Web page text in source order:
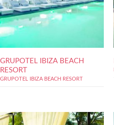
GRUPOTEL IBIZA BEACH
RESORT
GRUPOTEL IBIZA BEACH RESORT